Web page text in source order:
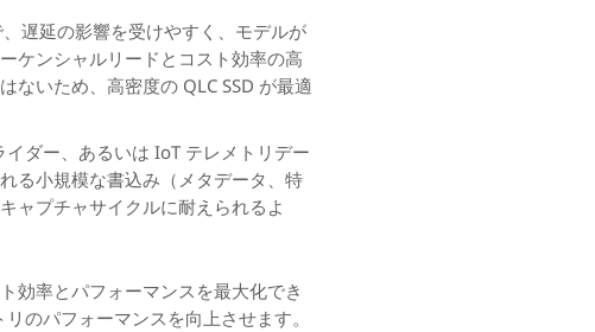
遅延の影響を受けやすく、モデルが
ケンシャルリードとコスト効率の高
ないため、高密度の QLC SSD が最適
ダー、あるいは IoT テレメトリデー
る小規模な書込み（メタデータ、特
ャプチャサイクルに耐えられるよ
効率とパフォーマンスを最大化でき
のパフォーマンスを向上させます。